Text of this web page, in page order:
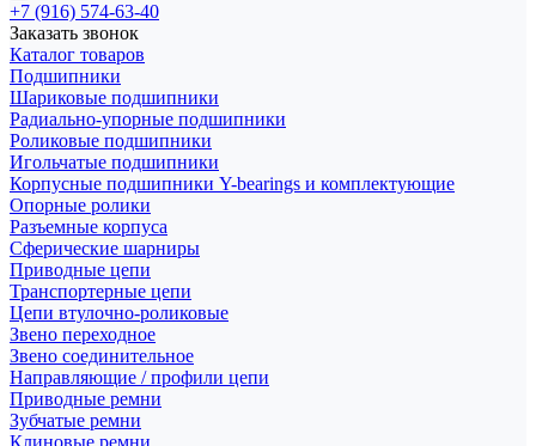
+7 (916) 574-63-40
Заказать звонок
Каталог товаров
Подшипники
Шариковые подшипники
Радиально-упорные подшипники
Роликовые подшипники
Игольчатые подшипники
Корпусные подшипники Y-bearings и комплектующие
Опорные ролики
Разъемные корпуса
Сферические шарниры
Приводные цепи
Транспортерные цепи
Цепи втулочно-роликовые
Звено переходное
Звено соединительное
Направляющие / профили цепи
Приводные ремни
Зубчатые ремни
Клиновые ремни